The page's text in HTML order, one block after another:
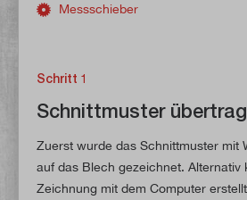
Messschieber
Schritt 1
Schnittmuster
Zuerst wurde das Schnittmuster mit
auf das Blech gezeichnet. Alternativ
Zeichnung mit dem Computer